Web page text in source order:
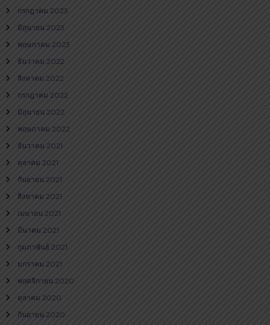
กรกฎาคม 2023
มิถุนายน 2023
พฤษภาคม 2023
ธันวาคม 2022
สิงหาคม 2022
กรกฎาคม 2022
มิถุนายน 2022
พฤษภาคม 2022
ธันวาคม 2021
ตุลาคม 2021
กันยายน 2021
สิงหาคม 2021
เมษายน 2021
มีนาคม 2021
กุมภาพันธ์ 2021
มกราคม 2021
พฤศจิกายน 2020
ตุลาคม 2020
กันยายน 2020